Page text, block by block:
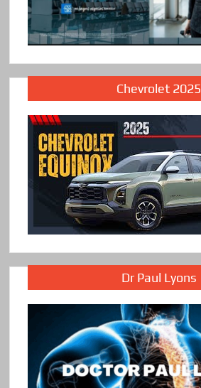
Chevrolet 2025
Dr Paul Lyons